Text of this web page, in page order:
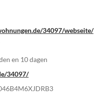
34097/webseite/
en 10 dagen
34097/